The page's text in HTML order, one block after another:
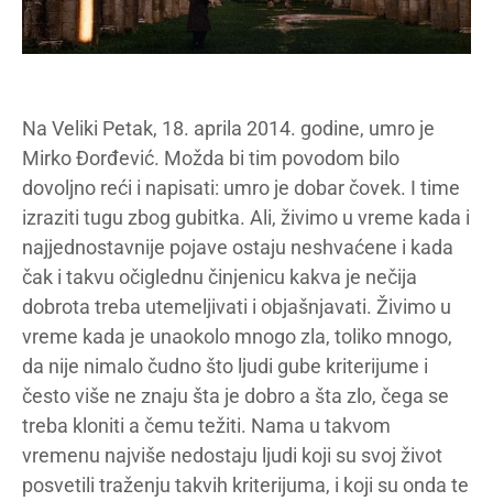
Na Veliki Petak, 18. aprila 2014. godine, umro je
Mirko Đorđević. Možda bi tim povodom bilo
dovoljno reći i napisati: umro je dobar čovek. I time
izraziti tugu zbog gubitka. Ali, živimo u vreme kada i
najjednostavnije pojave ostaju neshvaćene i kada
čak i takvu očiglednu činjenicu kakva je nečija
dobrota treba utemeljivati i objašnjavati. Živimo u
vreme kada je unaokolo mnogo zla, toliko mnogo,
da nije nimalo čudno što ljudi gube kriterijume i
često više ne znaju šta je dobro a šta zlo, čega se
treba kloniti a čemu težiti. Nama u takvom
vremenu najviše nedostaju ljudi koji su svoj život
posvetili traženju takvih kriterijuma, i koji su onda te